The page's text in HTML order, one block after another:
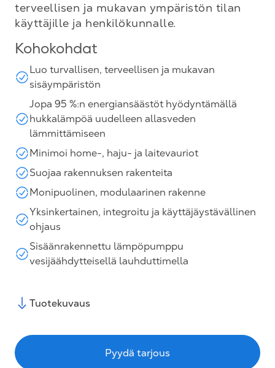
terveellisen ja mukavan ympäristön tilan
käyttäjille ja henkilökunnalle.
Kohokohdat
Luo turvallisen, terveellisen ja mukavan
sisäympäristön
Jopa 95 %:n energiansäästöt hyödyntämällä
hukkalämpöä uudelleen allasveden
lämmittämiseen
Minimoi home-, haju- ja laitevauriot
Suojaa rakennuksen rakenteita
Monipuolinen, modulaarinen rakenne
Yksinkertainen, integroitu ja käyttäjäystävällinen
ohjaus
Sisäänrakennettu lämpöpumppu
vesijäähdytteisellä lauhduttimella
Tuotekuvaus
Pyydä tarjous